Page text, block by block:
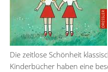
Die zeitlose Schönheit
Kinderbücher haben eine